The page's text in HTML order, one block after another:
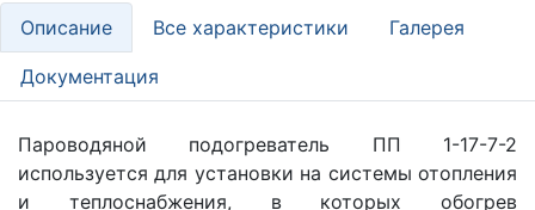
Описание Все характеристики Галерея
Документация
Пароводяной подогреватель ПП 1-17-7-2
используется для установки на системы отопления
и теплоснабжения, в которых обогрев